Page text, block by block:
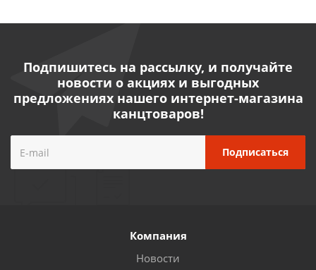
Подпишитесь на рассылку, и получайте
новости о акциях и выгодных
предложениях нашего интернет-магазина
канцтоваров!
Компания
Новости